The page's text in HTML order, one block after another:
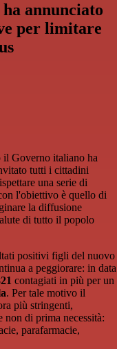
annunciato
per limitare
il Governo italiano ha
tutti i cittadini
una serie di
l'obiettivo è quello di
la diffusione
di tutto il popolo
positivi figli del nuovo
a peggiorare: in data
contagiati in più per un
. Per tale motivo il
più stringenti,
di prima necessità:
parafarmacie,